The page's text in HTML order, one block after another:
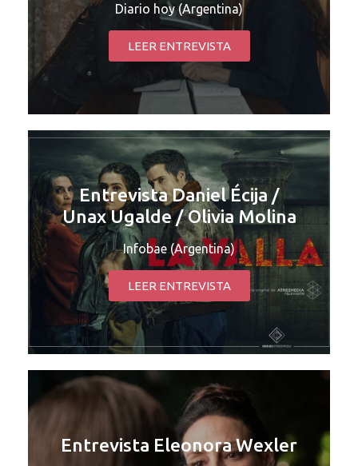
Diario hoy (Argentina)
LEER ENTREVISTA
Entrevista Daniel Écija /
Unax Ugalde / Olivia Molina
Infobae (Argentina)
LEER ENTREVISTA
Entrevista Eleonora Wexler